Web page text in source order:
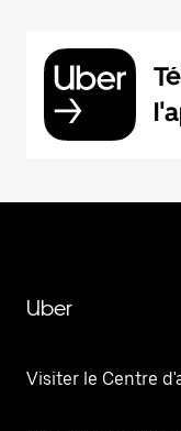
Uber
Visiter le Centre